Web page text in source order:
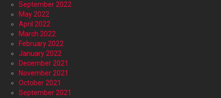
September 2022
May 2022
April 2022
March 2022
February 2022
January 2022
December 2021
November 2021
October 2021
September 2021